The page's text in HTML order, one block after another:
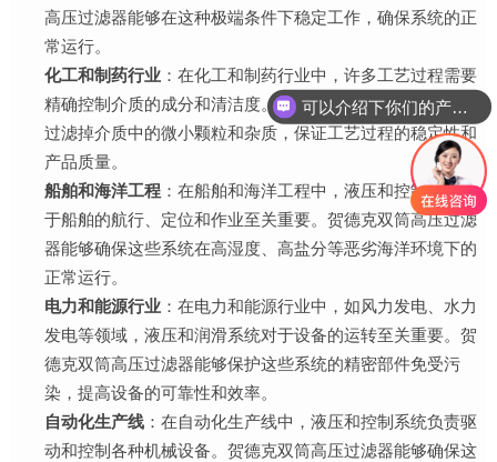
高压过滤器能够在这种极端条件下稳定工作，确保系统的正
常运行。
化工和制药行业 ：在化工和制药行业中，许多工艺过程需要
精确控制介质的成分和清洁度。贺德克双筒高压过滤器能够
过滤掉介质中的微小颗粒和杂质，保证工艺过程的稳定性和
产品质量。
船舶和海洋工程 ：在船舶和海洋工程中，液压和控制系统对
于船舶的航行、定位和作业至关重要。贺德克双筒高压过滤
器能够确保这些系统在高湿度、高盐分等恶劣海洋环境下的
正常运行。
电力和能源行业 ：在电力和能源行业中，如风力发电、水力
发电等领域，液压和润滑系统对于设备的运转至关重要。贺
德克双筒高压过滤器能够保护这些系统的精密部件免受污
染，提高设备的可靠性和效率。
自动化生产线 ：在自动化生产线中，液压和控制系统负责驱
动和控制各种机械设备。贺德克双筒高压过滤器能够确保这
可以介绍下你们的产品么